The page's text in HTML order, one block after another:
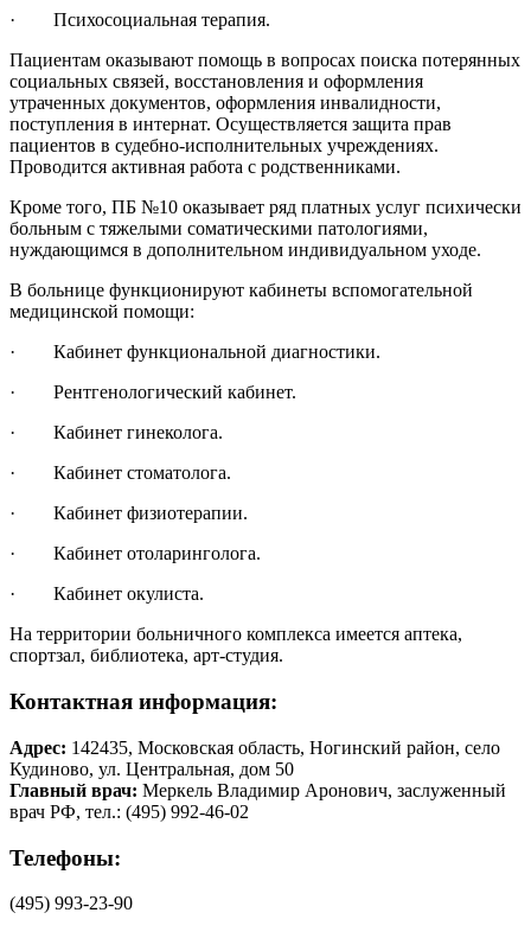
·
Психосоциальная терапия.
Пациентам оказывают помощь в вопросах поиска потерянных
социальных связей, восстановления и оформления
утраченных документов, оформления инвалидности,
поступления в интернат. Осуществляется защита прав
пациентов в судебно-исполнительных учреждениях.
Проводится активная работа с родственниками.
Кроме того, ПБ №10 оказывает ряд платных услуг психически
больным с тяжелыми соматическими патологиями,
нуждающимся в дополнительном индивидуальном уходе.
В больнице функционируют кабинеты вспомогательной
медицинской помощи:
·
Кабинет функциональной диагностики.
·
Рентгенологический кабинет.
·
Кабинет гинеколога.
·
Кабинет стоматолога.
·
Кабинет физиотерапии.
·
Кабинет отоларинголога.
·
Кабинет окулиста.
На территории больничного комплекса имеется аптека,
спортзал, библиотека, арт-студия.
Контактная информация:
Адрес: 142435, Московская область, Ногинский район, село
Кудиново, ул. Центральная, дом 50
Главный врач: Меркель Владимир Аронович, заслуженный
врач РФ, тел.: (495) 992-46-02
Телефоны:
(495) 993-23-90